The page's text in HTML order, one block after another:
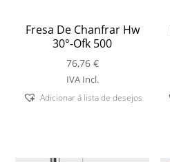
Fresa De Chanfrar Hw
30°-Ofk 500
76,76 €
IVA Incl.
Adicionar á lista de desejos